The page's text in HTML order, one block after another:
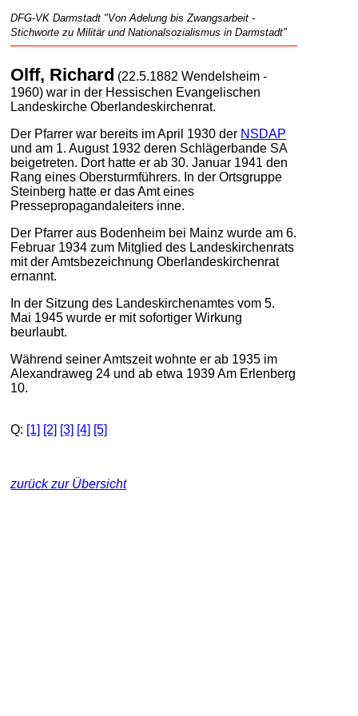
DFG-VK Darmstadt "Von Adelung bis Zwangsarbeit -
Stichworte zu Militär und Nationalsozialismus in Darmstadt"
Olff, Richard (22.5.1882 Wendelsheim -
1960) war in der Hessischen Evangelischen
Landeskirche Oberlandeskirchenrat.
Der Pfarrer war bereits im April 1930 der NSDAP
und am 1. August 1932 deren Schlägerbande SA
beigetreten. Dort hatte er ab 30. Januar 1941 den
Rang eines Obersturmführers. In der Ortsgruppe
Steinberg hatte er das Amt eines
Pressepropagandaleiters inne.
Der Pfarrer aus Bodenheim bei Mainz wurde am 6.
Februar 1934 zum Mitglied des Landeskirchenrats
mit der Amtsbezeichnung Oberlandeskirchenrat
ernannt.
In der Sitzung des Landeskirchenamtes vom 5.
Mai 1945 wurde er mit sofortiger Wirkung
beurlaubt.
Während seiner Amtszeit wohnte er ab 1935 im
Alexandraweg 24 und ab etwa 1939 Am Erlenberg
10.
Q: [1] [2] [3] [4] [5]
zurück zur Übersicht